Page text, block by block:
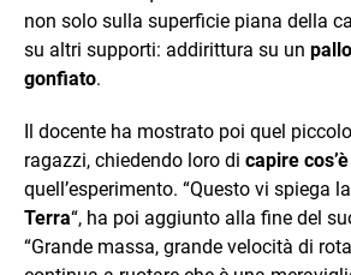
non solo sulla superficie piana della
su altri supporti: addirittura su un
gonfiato.
Il docente ha mostrato poi quel
ragazzi, chiedendo loro di capire
quell’esperimento. “Questo vi spiega la
Terra“, ha poi aggiunto alla fine del
“Grande massa, grande velocità di